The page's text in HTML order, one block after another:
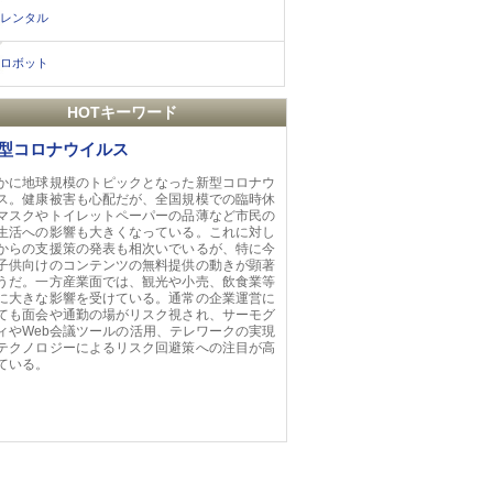
レンタル
ロボット
HOTキーワード
コロナウイルス
に地球規模のトピックとなった新型コロナウ
。健康被害も心配だが、全国規模での臨時休
スクやトイレットペーパーの品薄など市民の
活への影響も大きくなっている。これに対し
らの支援策の発表も相次いでいるが、特に今
供向けのコンテンツの無料提供の動きが顕著
だ。一方産業面では、観光や小売、飲食業等
大きな影響を受けている。通常の企業運営に
も面会や通勤の場がリスク視され、サーモグ
やWeb会議ツールの活用、テレワークの実現
クノロジーによるリスク回避策への注目が高
いる。